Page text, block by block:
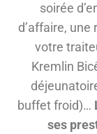
soirée
d’affaire,
votre
Kremlin
buffet froid)…
ses